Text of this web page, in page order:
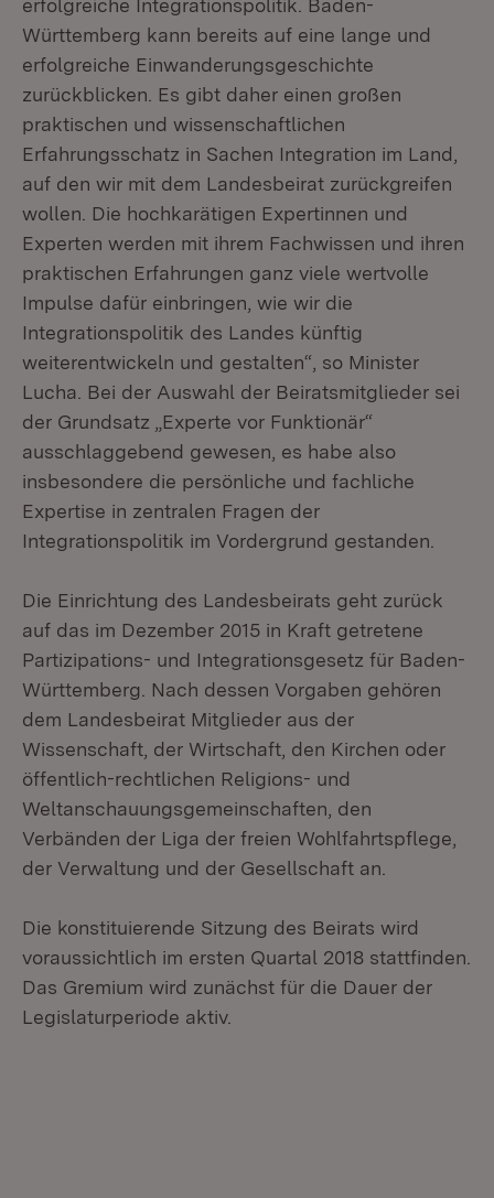
erfolgreiche Integrationspolitik. Baden-
Württemberg kann bereits auf eine lange und
erfolgreiche Einwanderungsgeschichte
zurückblicken. Es gibt daher einen großen
praktischen und wissenschaftlichen
Erfahrungsschatz in Sachen Integration im Land,
auf den wir mit dem Landesbeirat zurückgreifen
wollen. Die hochkarätigen Expertinnen und
Experten werden mit ihrem Fachwissen und ihren
praktischen Erfahrungen ganz viele wertvolle
Impulse dafür einbringen, wie wir die
Integrationspolitik des Landes künftig
weiterentwickeln und gestalten“, so Minister
Lucha. Bei der Auswahl der Beiratsmitglieder sei
der Grundsatz „Experte vor Funktionär“
ausschlaggebend gewesen, es habe also
insbesondere die persönliche und fachliche
Expertise in zentralen Fragen der
Integrationspolitik im Vordergrund gestanden.
Die Einrichtung des Landesbeirats geht zurück
auf das im Dezember 2015 in Kraft getretene
Partizipations- und Integrationsgesetz für Baden-
Württemberg. Nach dessen Vorgaben gehören
dem Landesbeirat Mitglieder aus der
Wissenschaft, der Wirtschaft, den Kirchen oder
öffentlich-rechtlichen Religions- und
Weltanschauungsgemeinschaften, den
Verbänden der Liga der freien Wohlfahrtspflege,
der Verwaltung und der Gesellschaft an.
Die konstituierende Sitzung des Beirats wird
voraussichtlich im ersten Quartal 2018 stattfinden.
Das Gremium wird zunächst für die Dauer der
Legislaturperiode aktiv.